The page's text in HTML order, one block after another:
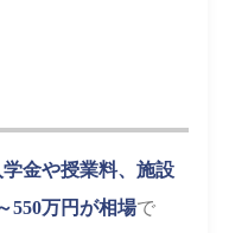
学金や授業料、施設
550万円が相場で